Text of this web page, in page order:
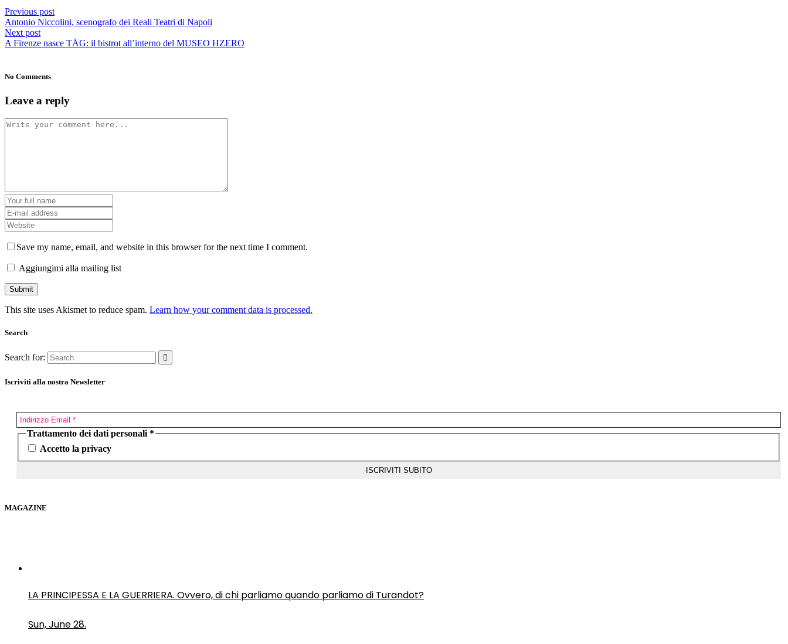
Previous post
Antonio Niccolini, scenografo dei Reali Teatri di Napoli
Next post
A Firenze nasce TÅG: il bistrot all’interno del MUSEO HZERO
No Comments
Leave a reply
Save my name, email, and website in this browser for the next time I comment.
Aggiungimi alla mailing list
This site uses Akismet to reduce spam. Learn how your comment data is processed.
Search
Search for:
Iscriviti alla nostra Newsletter
Trattamento dei dati personali *
Accetto la privacy
MAGAZINE
LA PRINCIPESSA E LA GUERRIERA. Ovvero, di chi parliamo quando parliamo di Turandot?
Sun, June 28.